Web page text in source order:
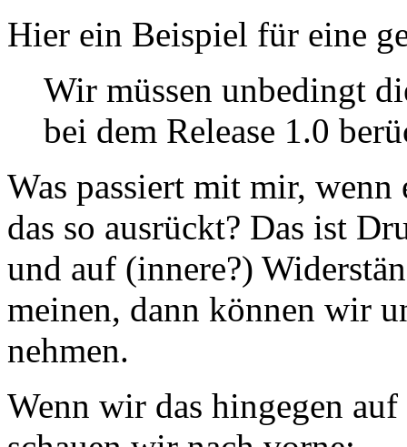
Hier ein Beispiel für eine
Wir müssen unbedingt
bei dem Release 1.0
Was passiert mit mir,
das so ausrückt? Das ist
und auf (innere?)
meinen, dann können wir
nehmen.
Wenn wir das hingegen